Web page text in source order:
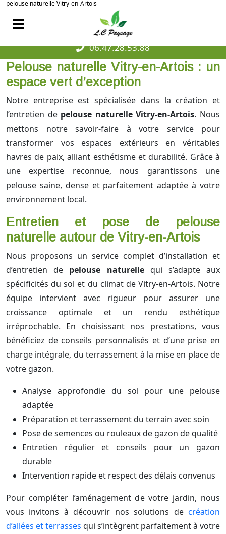
pelouse naturelle Vitry-en-Artois
06.47.28.53.88
Pelouse naturelle Vitry-en-Artois : un
espace vert d’exception
Notre entreprise est spécialisée dans la création et
l’entretien de pelouse naturelle Vitry-en-Artois. Nous
mettons notre savoir-faire à votre service pour
transformer vos espaces extérieurs en véritables
havres de paix, alliant esthétisme et durabilité. Grâce à
une expertise reconnue, nous garantissons une
pelouse saine, dense et parfaitement adaptée à votre
environnement local.
Entretien et pose de pelouse
naturelle autour de Vitry-en-Artois
Nous proposons un service complet d’installation et
d’entretien de pelouse naturellequi s’adapte aux
spécificités du sol et du climat de Vitry-en-Artois. Notre
équipe intervient avec rigueur pour assurer une
croissance optimale et un rendu esthétique
irréprochable. En choisissant nos prestations, vous
bénéficiez de conseils personnalisés et d’une prise en
charge intégrale, du terrassement à la mise en place de
votre gazon.
Analyse approfondie du sol pour une pelouse
adaptée
Préparation et terrassement du terrain avec soin
Pose de semences ou rouleaux de gazon de qualité
Entretien régulier et conseils pour un gazon
durable
Intervention rapide et respect des délais convenus
Pour compléter l’aménagement de votre jardin, nous
vous invitons à découvrir nos solutions de création
d’allées et terrasses qui s’intègrent parfaitement à votre